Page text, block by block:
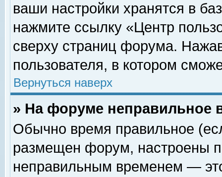
ваши настройки хранятся в
нажмите ссылку «Центр
сверху страниц форума.
пользователя, в котором
Вернуться наверх
» На форуме неправильное
Обычно время правильное
размещен форум, настроены
неправильным временем —